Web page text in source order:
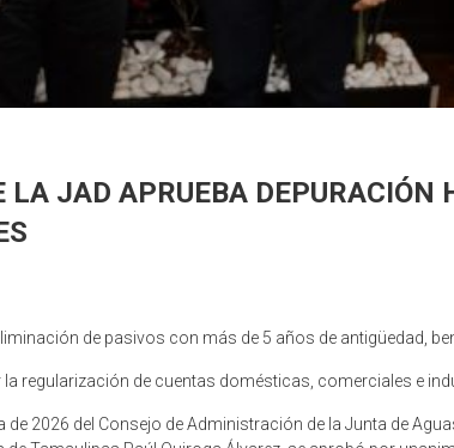
JAD APRUEBA DEPURACIÓN
de pasivos con más de 5 años de antigüedad,
regularización de cuentas domésticas, comerciales e
2026 del Consejo de Administración de la Junta de